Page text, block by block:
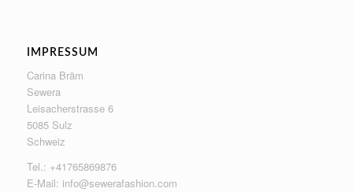
IMPRESSUM
Carina Bräm
Sewera
Leisacherstrasse 6
5085 Sulz
Schweiz
Tel.: +41765869876
E-Mail: info@sewerafashion.com